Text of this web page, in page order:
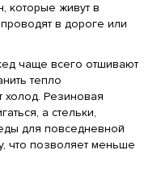
которые живут в
в дороге или
чаще всего отшивают
тепло
холод. Резиновая
а стельки,
для повседневной
что позволяет меньше